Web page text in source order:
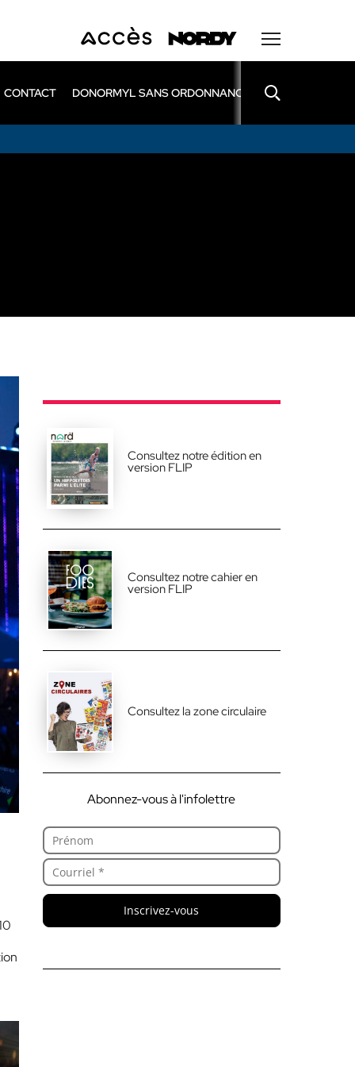
CONTACT DONORMYL SANS ORDONNANCE LEXOMIL SANS
Consultez notre édition en
version FLIP
Consultez notre cahier en
version FLIP
Consultez la zone circulaire
Abonnez-vous à l'infolettre
Inscrivez-vous